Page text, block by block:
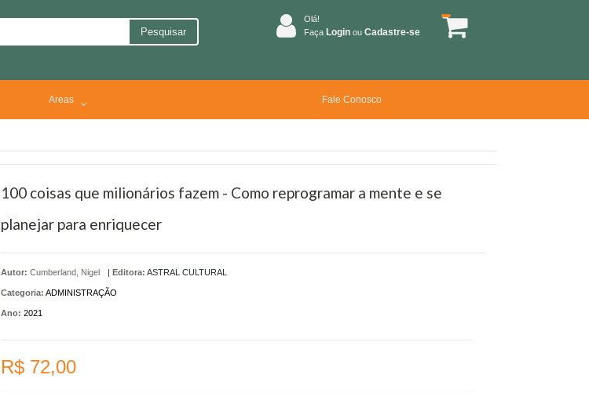
Pesquisar
Olá!
Faça Login ou Cadastre-se
Areas Fale Conosco
100 coisas que milionários fazem - Como reprogramar a mente e se
planejar para enriquecer
Autor: Cumberland, Nigel | Editora: ASTRAL CULTURAL
Categoria: ADMINISTRAÇÃO
Ano: 2021
R$ 72,00